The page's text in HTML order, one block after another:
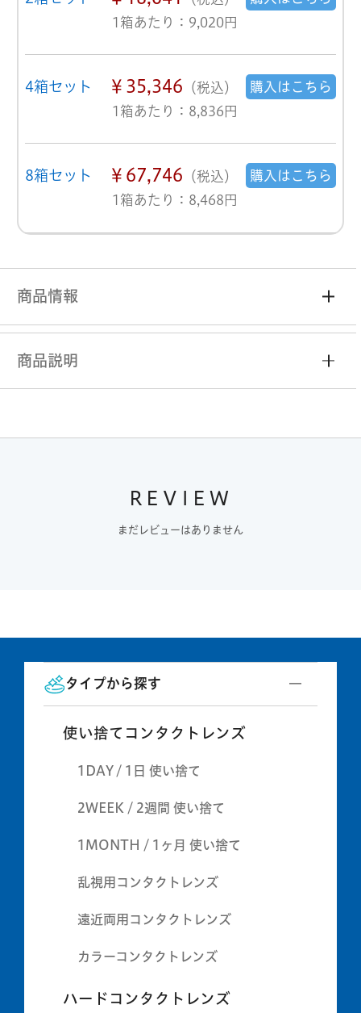
1箱あたり：9,020円
4箱セット ￥35,346 （税込）
1箱あたり：8,836円
購入はこちら
8箱セット ￥67,746 （税込）
1箱あたり：8,468円
購入はこちら
商品情報
商品説明
REVIEW
まだレビューはありません
タイプから探す
使い捨てコンタクトレンズ
1DAY / 1日 使い捨て
2WEEK / 2週間 使い捨て
1MONTH / 1ヶ月 使い捨て
乱視用コンタクトレンズ
遠近両用コンタクトレンズ
カラーコンタクトレンズ
ハードコンタクトレンズ